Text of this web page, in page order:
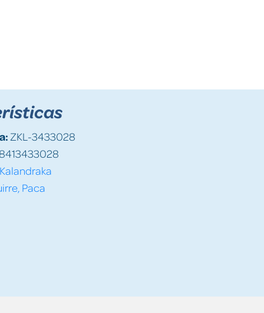
ZKL-3433028
Kalandraka
Paca